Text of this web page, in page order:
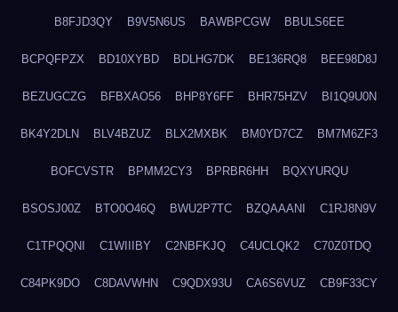
B8FJD3QY B9V5N6US BAWBPCGW BBULS6EE
BCPQFPZX BD10XYBD BDLHG7DK BE136RQ8 BEE98D8J
BEZUGCZG BFBXAO56 BHP8Y6FF BHR75HZV BI1Q9U0N
BK4Y2DLN BLV4BZUZ BLX2MXBK BM0YD7CZ BM7M6ZF3
BOFCVSTR BPMM2CY3 BPRBR6HH BQXYURQU
BSOSJ00Z BTO0O46Q BWU2P7TC BZQAAANI C1RJ8N9V
C1TPQQNI C1WIIIBY C2NBFKJQ C4UCLQK2 C70Z0TDQ
C84PK9DO C8DAVWHN C9QDX93U CA6S6VUZ CB9F33CY